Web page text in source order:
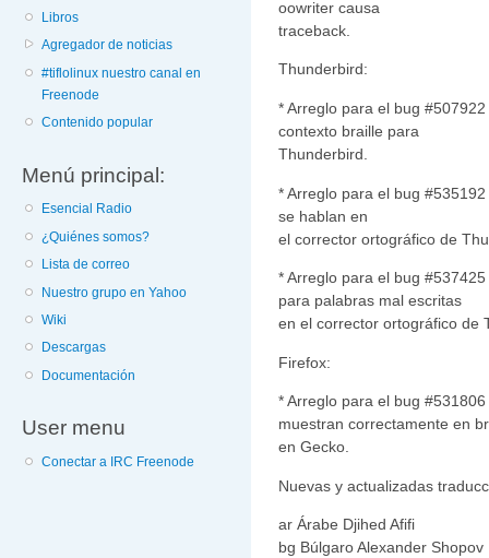
Libros
Agregador de noticias
#tiflolinux nuestro canal en
Freenode
Contenido popular
Menú principal:
Esencial Radio
¿Quiénes somos?
Lista de correo
Nuestro grupo en Yahoo
Wiki
Descargas
Documentación
User menu
Conectar a IRC Freenode
oowriter causa
traceback.
Thunderbird:
* Arreglo para el bug
contexto braille para
Thunderbird.
* Arreglo para el bug
se hablan en
el corrector ortográfico de
* Arreglo para el bug
para palabras mal escritas
en el corrector ortográfico de
Firefox:
* Arreglo para el bug
muestran correctamente en
en Gecko.
Nuevas y actualizadas
ar Árabe Djihed Afifi
bg Búlgaro Alexander Shopov